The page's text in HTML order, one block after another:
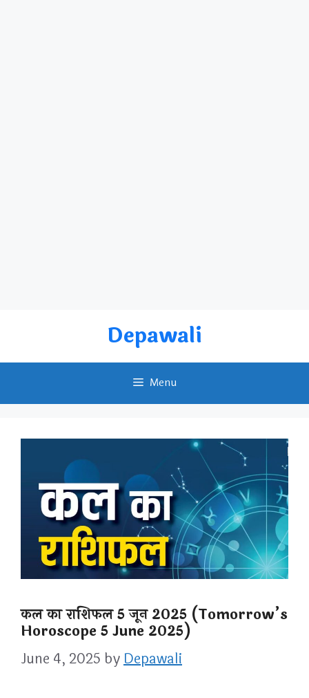
content
Depawali
Menu
कल का राशिफल 5 जून 2025 (Tomorrow’s
Horoscope 5 June 2025)
June 4, 2025 byDepawali